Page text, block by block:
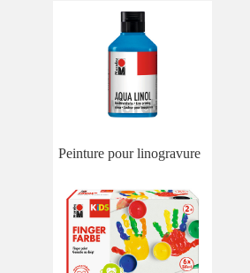
Peinture pour linogravure